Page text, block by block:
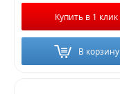
Купить в 1 клик
В корзину